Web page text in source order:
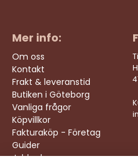
Mer info:
Om oss
Kontakt
Frakt & leveranstid
Butiken i Göteborg
Vanliga frågor
Köpvillkor
Fakturaköp - Företag
Guider
Jobba hos oss